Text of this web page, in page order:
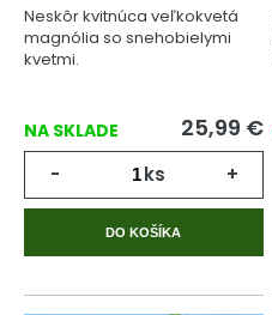
Neskôr kvitnúca veľkokvetá
magnólia so snehobielymi
kvetmi.
NA SKLADE 25,99 €
- ks +
DO KOŠÍKA